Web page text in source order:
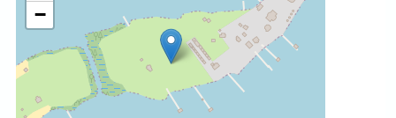
−